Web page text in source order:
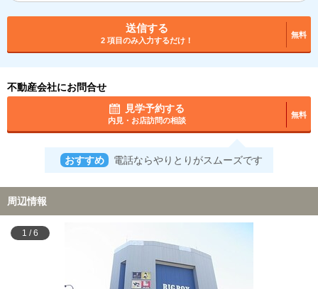
送信する
2 項目のみ入力するだけ！
無料
不動産会社にお問合せ
見学予約する
内見・お店訪問の相談
無料
おすすめ 電話ならやりとりがスムーズです
周辺情報
1 /6